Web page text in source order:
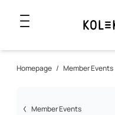
Homepage / Member Events
Member Events